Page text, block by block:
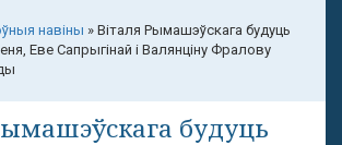
навіны » Віталя Рымашэўскага будуць
Еве Сапрыгінай і Валянціну Фралову
будуць